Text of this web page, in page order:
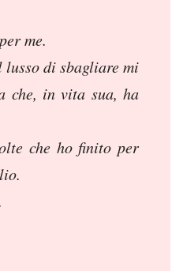
me.
di sbagliare mi
che, in vita sua, ha
che ho finito per